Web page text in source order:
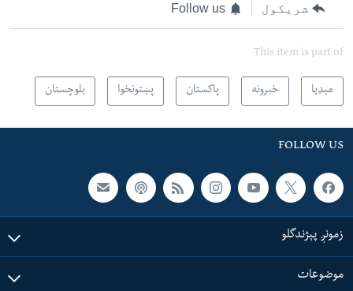
شریکول Follow us
This item is part of
مېډیا خبرونه پاکستان پښتونخوا بلوچستان
FOLLOW US
زمونږ پېژندگلو
موضوعات